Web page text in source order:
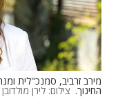
מירב זרביב, סמנכ"לית
החינוך. צילום: לירן מולדובן